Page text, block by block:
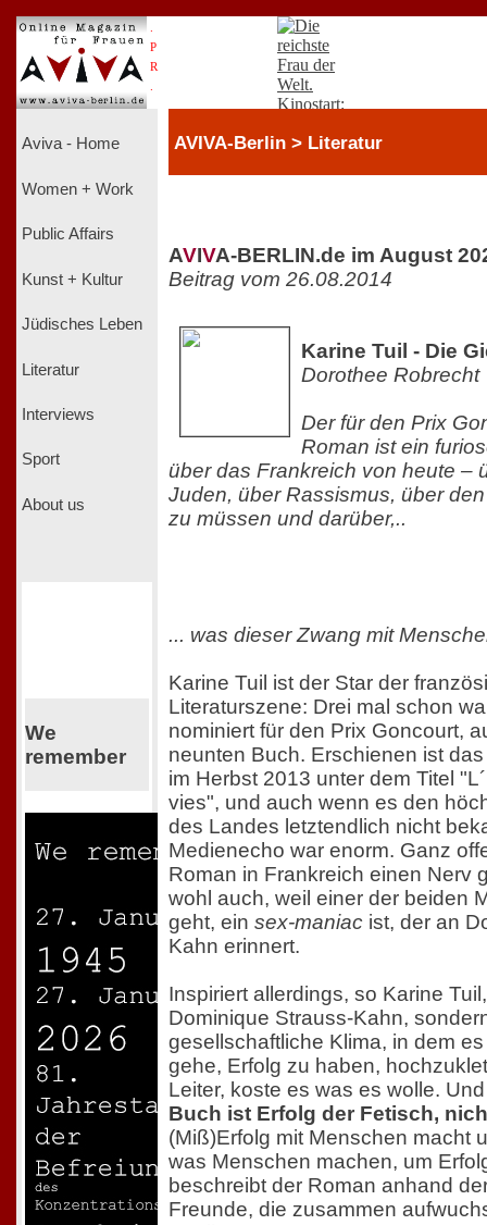
P
R
Aviva - Home
Women + Work
Public Affairs
Kunst + Kultur
Jüdisches Leben
Literatur
Interviews
Sport
About us
We
remember
AVIVA-Berlin > Literatur
AVIVA-BERLIN.de im August
Beitrag vom 26.08.2014
Karine Tuil - Die
Dorothee Robrecht
Der für den Prix
Roman ist ein
über das Frankreich von heute –
Juden, über Rassismus, über
zu müssen und darüber,..
... was dieser Zwang mit
Karine Tuil ist der Star der
Literaturszene: Drei mal schon
nominiert für den Prix Goncourt,
neunten Buch. Erschienen ist
im Herbst 2013 unter dem Titel
vies", und auch wenn es den
des Landes letztendlich nicht
Medienecho war enorm. Ganz
Roman in Frankreich einen Nerv
wohl auch, weil einer der beiden
geht, ein sex-maniac ist, der an
Kahn erinnert.
Inspiriert allerdings, so Karine
Dominique Strauss-Kahn,
gesellschaftliche Klima, in dem
gehe, Erfolg zu haben,
Leiter, koste es was es wolle.
Buch ist Erfolg der Fetisch,
(Miß)Erfolg mit Menschen macht
was Menschen machen, um
beschreibt der Roman anhand
Freunde, die zusammen